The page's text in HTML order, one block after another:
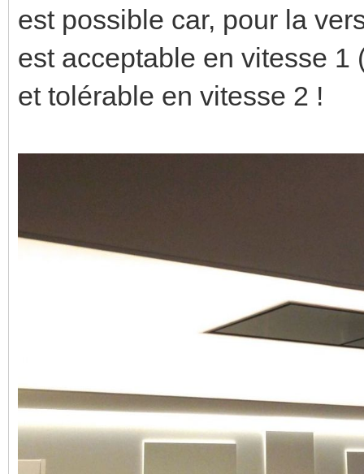
est possible car, pour la
est acceptable en vitesse
et tolérable en vitesse 2 !